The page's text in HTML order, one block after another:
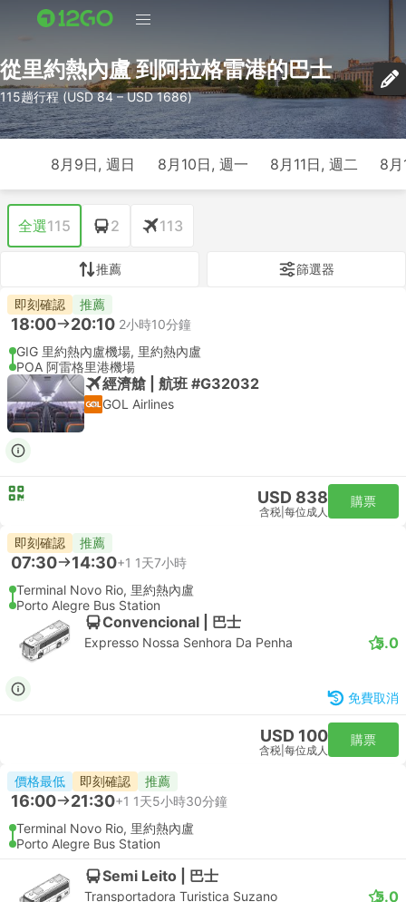
從里約熱內盧 到阿拉格雷港的巴士
115趟行程 (USD 84 – USD 1686)
8月9日, 週日 8月10日, 週一 8月11日, 週二 8
全選115 2 113
推薦 篩選器
即刻確認 推薦
18:00 20:10 2小時10分鐘
GIG 里約熱內盧機場, 里約熱內盧
POA 阿雷格里港機場
經濟艙 | 航班 #G32032
GOL Airlines
USD 838
含税 每位成人
購票
即刻確認 推薦
07:30 14:30+1 1天7小時
Terminal Novo Rio, 里約熱內盧
Porto Alegre Bus Station
Convencional | 巴士
Expresso Nossa Senhora Da Penha 5.0
免費取消
USD 100
含税 每位成人
購票
價格最低 即刻確認 推薦
16:00 21:30+1 1天5小時30分鐘
Terminal Novo Rio, 里約熱內盧
Porto Alegre Bus Station
Semi Leito | 巴士
Transportadora Turistica Suzano 5.0